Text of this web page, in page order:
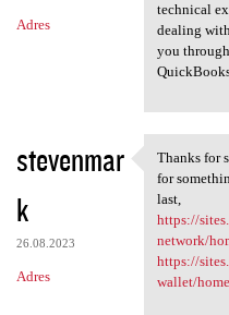
Adres
technical
dealing
you
stevenmar
k
26.08.2023
Adres
Thanks
Thanks for
for
last,
https://
network/
https://
wallet/home